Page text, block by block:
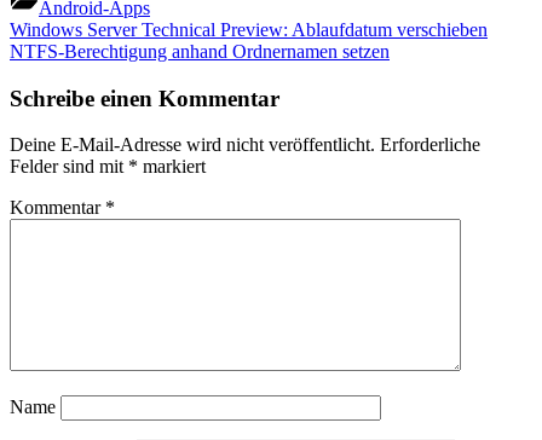
Android-Apps
Beitragsnavigation
Previous
Post:
Windows Server Technical Preview: Ablaufdatum verschieben
Next
NTFS-Berechtigung anhand Ordnernamen setzen
Schreibe einen Kommentar
Deine E-Mail-Adresse wird nicht veröffentlicht. Erforderliche
Felder sind mit * markiert
Kommentar *
Name